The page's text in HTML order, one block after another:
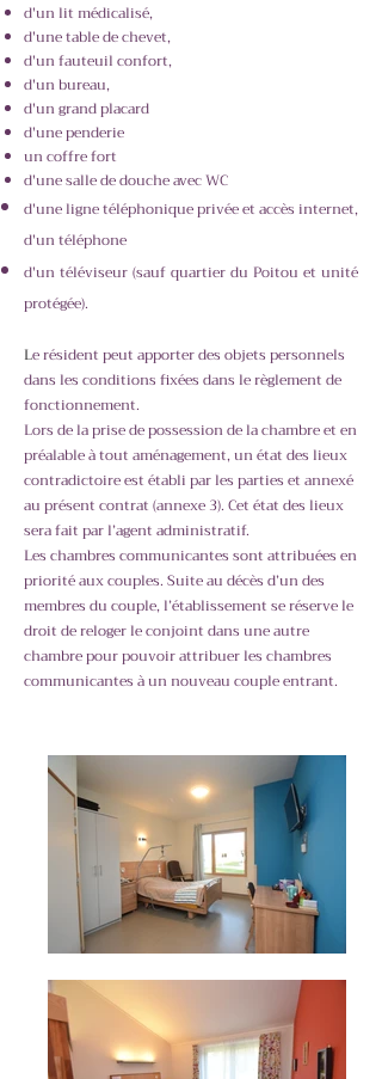
d'un lit médicalisé,
d'une table de chevet,
d'un fauteuil confort,
d'un bureau,
d'un grand placard
d'une penderie
un coffre fort
d'une salle de douche avec WC
d'une ligne téléphonique privée et accès internet,
d'un téléphone
d'un téléviseur (sauf quartier du Poitou et unité
protégée).
Le résident peut apporter des objets personnels
dans les conditions fixées dans le règlement de
fonctionnement.
Lors de la prise de possession de la chambre et en
préalable à tout aménagement, un état des lieux
contradictoire est établi par les parties et annexé
au présent contrat (annexe 3). Cet état des lieux
sera fait par l’agent administratif.
Les chambres communicantes sont attribuées en
priorité aux couples. Suite au décès d’un des
membres du couple, l’établissement se réserve le
droit de reloger le conjoint dans une autre
chambre pour pouvoir attribuer les chambres
communicantes à un nouveau couple entrant.